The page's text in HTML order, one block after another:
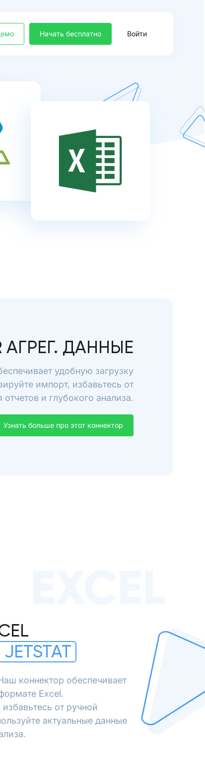
Начать бесплатно Войти
АГРЕГ. ДАННЫЕ
удобную загрузку
импорт, избавьтесь от
и глубокого анализа.
Узнать больше про этот коннектор
коннектор обеспечивает
Excel.
от ручной
актуальные данные